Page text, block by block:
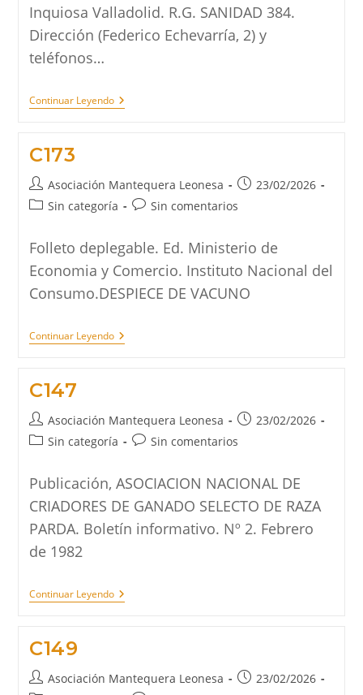
Inquiosa Valladolid. R.G. SANIDAD 384.
Dirección (Federico Echevarría, 2) y
teléfonos…
Continuar LeyendoC165
C173
Autor
de
Asociación Mantequera Leonesa
Publicación
de
23/02/2026
Categoría
la
entrada:
Sin categoría
Comentarios
la
entrada:
Sin comentarios
Folleto deplegable. Ed. Ministerio de
Economia y Comercio. Instituto Nacional del
Consumo.DESPIECE DE VACUNO
Continuar LeyendoC173
C147
Autor
de
Asociación Mantequera Leonesa
Publicación
de
23/02/2026
Categoría
la
entrada:
Sin categoría
Comentarios
la
entrada:
Sin comentarios
Publicación, ASOCIACION NACIONAL DE
CRIADORES DE GANADO SELECTO DE RAZA
PARDA. Boletín informativo. Nº 2. Febrero
de 1982
Continuar LeyendoC147
C149
AutorAsociación Mantequera Leonesa
Publicación
23/02/2026